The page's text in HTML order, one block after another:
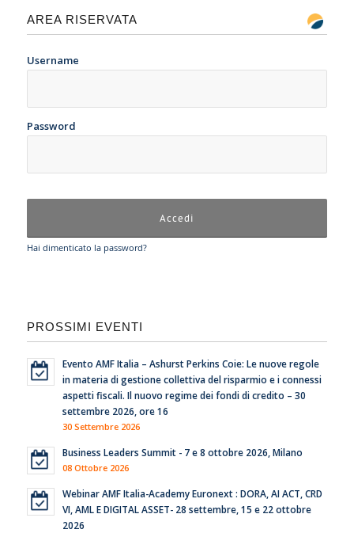
AREA RISERVATA
Username
Password
Hai dimenticato la password?
PROSSIMI EVENTI
Evento AMF Italia – Ashurst Perkins Coie: Le nuove regole
in materia di gestione collettiva del risparmio e i connessi
aspetti fiscali. Il nuovo regime dei fondi di credito – 30
settembre 2026, ore 16
30 Settembre 2026
Business Leaders Summit - 7 e 8 ottobre 2026, Milano
08 Ottobre 2026
Webinar AMF Italia-Academy Euronext : DORA, AI ACT, CRD
VI, AML E DIGITAL ASSET- 28 settembre, 15 e 22 ottobre
2026